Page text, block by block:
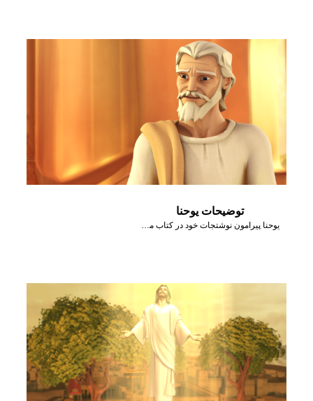
توضیحات یوحنا
یوحنا پیرامون نوشتجات خود در کتاب مکاشفه توضیحاتی ‌می‌دهد.